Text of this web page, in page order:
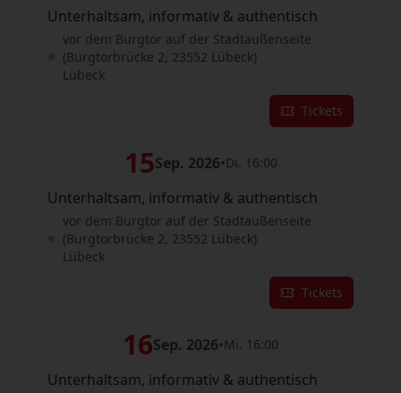
Unterhaltsam, informativ & authentisch
vor dem Burgtor auf der Stadtaußenseite
(Burgtorbrücke 2, 23552 Lübeck)
Lübeck
Tickets
15Sep. 2026•Di. 16:00
Unterhaltsam, informativ & authentisch
vor dem Burgtor auf der Stadtaußenseite
(Burgtorbrücke 2, 23552 Lübeck)
Lübeck
Tickets
16Sep. 2026•Mi. 16:00
Unterhaltsam, informativ & authentisch